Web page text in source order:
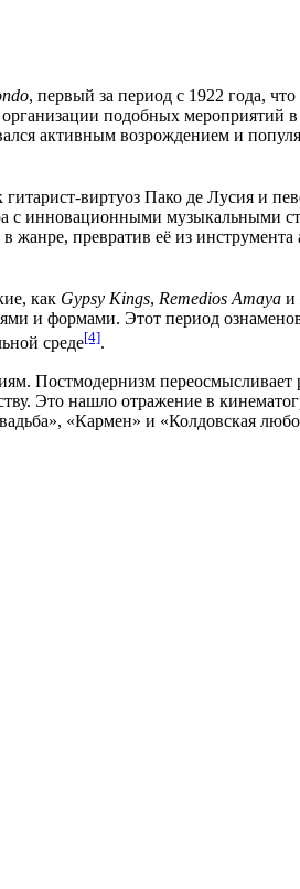
, первый за период с 1922 года,
организации подобных мероприятий
активным возрождением и
виртуоз Пако де Лусия и
с инновационными музыкальными
жанре, превратив её из
как Gypsy Kings, Remedios Amaya и
и формами. Этот период
среде[4].
Постмодернизм переосмысливает
Это нашло отражение в
«Кармен» и «Колдовская